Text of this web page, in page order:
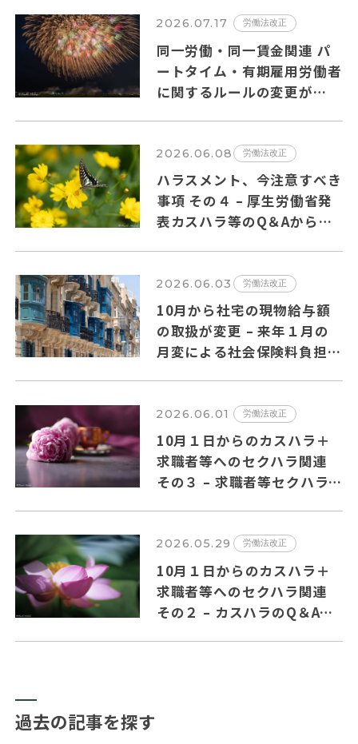
2026.07.17 労働法改正
同一労働・同一賃金関連 パ
ートタイム・有期雇用労働者
に関するルールの変更が
2026.06.08 労働法改正
ハラスメント、今注意すべき
事項 その４ – 厚生労働省発
表カスハラ等のQ＆Aからの
2026.06.03 労働法改正
10月から社宅の現物給与額
の取扱が変更 – 来年１月の
月変による社会保険料負担増
2026.06.01 労働法改正
10月１日からのカスハラ＋
求職者等へのセクハラ関連
その３ – 求職者等セクハラ
2026.05.29 労働法改正
10月１日からのカスハラ＋
求職者等へのセクハラ関連
その２ – カスハラのQ＆Aの
過去の記事を探す